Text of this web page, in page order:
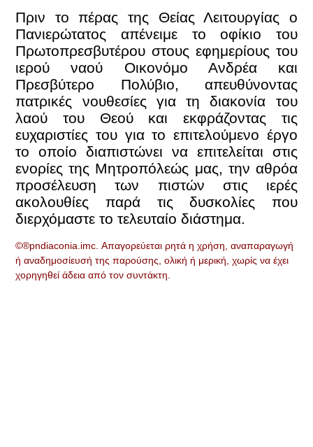
Πριν το πέρας της Θείας Λειτουργίας ο
Πανιερώτατος απένειμε το οφίκιο του
Πρωτοπρεσβυτέρου στους εφημερίους του
ιερού ναού Οικονόμο Ανδρέα και
Πρεσβύτερο Πολύβιο, απευθύνοντας
πατρικές νουθεσίες για τη διακονία του
λαού του Θεού και εκφράζοντας τις
ευχαριστίες του για το επιτελούμενο έργο
το οποίο διαπιστώνει να επιτελείται στις
ενορίες της Μητροπόλεώς μας, την αθρόα
προσέλευση των πιστών στις ιερές
ακολουθίες παρά τις δυσκολίες που
διερχόμαστε το τελευταίο διάστημα.
©®pndiaconia.imc. Απαγορεύεται ρητά η χρήση, αναπαραγωγή
ή αναδημοσίευσή της παρούσης, ολική ή μερική, χωρίς να έχει
χορηγηθεί άδεια από τον συντάκτη.